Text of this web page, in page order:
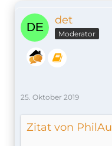
det
Moderator
25. Oktober 2019
Zitat von PhilAu